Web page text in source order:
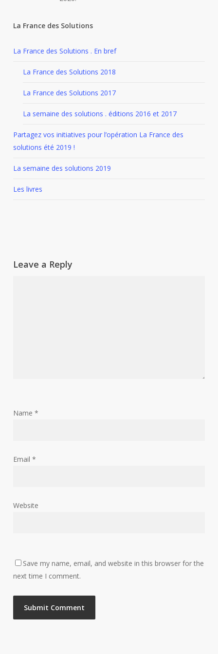
La France des Solutions
La France des Solutions . En bref
La France des Solutions 2018
La France des Solutions 2017
La semaine des solutions . éditions 2016 et 2017
Partagez vos initiatives pour l’opération La France des
solutions été 2019 !
La semaine des solutions 2019
Les livres
Leave a Reply
Name *
Email *
Website
Save my name, email, and website in this browser for the
next time I comment.